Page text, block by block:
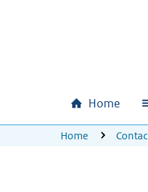
Hoofdnavigatie
Home
U bevindt zich hier:
Home